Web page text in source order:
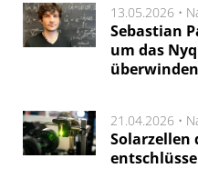
13.05.2026 •
Sebastian
um das
überwinden
21.04.2026 •
Solarzellen